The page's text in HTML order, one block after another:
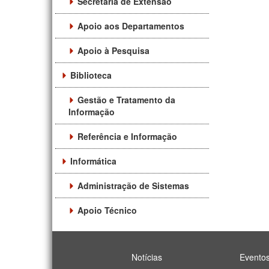
Apoio aos Departamentos
Apoio à Pesquisa
Biblioteca
Gestão e Tratamento da
Informação
Referência e Informação
Informática
Administração de Sistemas
Apoio Técnico
Notícias